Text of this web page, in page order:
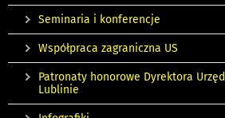
Seminaria i konferencje
Współpraca zagraniczna US
Patronaty honorowe Dyrektora
Lublinie